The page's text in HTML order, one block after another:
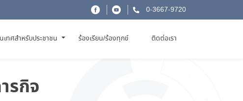
0-3667-9720
เทศสำหรับประชาชน ร้องเรียน/ร้องทุกข์ ติดต่อเรา
รกิจ